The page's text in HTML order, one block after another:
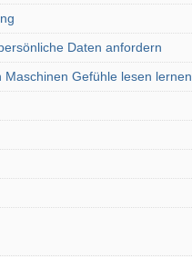
Daten anfordern
Maschinen Gefühle lesen lernen